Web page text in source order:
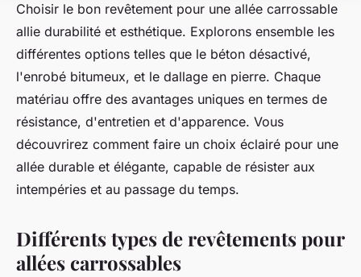
Choisir le bon revêtement pour une allée carrossable
allie durabilité et esthétique. Explorons ensemble les
différentes options telles que le béton désactivé,
l'enrobé bitumeux, et le dallage en pierre. Chaque
matériau offre des avantages uniques en termes de
résistance, d'entretien et d'apparence. Vous
découvrirez comment faire un choix éclairé pour une
allée durable et élégante, capable de résister aux
intempéries et au passage du temps.
Différents types de revêtements pour
allées carrossables